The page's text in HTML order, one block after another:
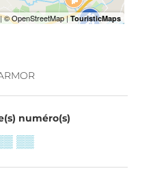
numéro(s)
▒▒